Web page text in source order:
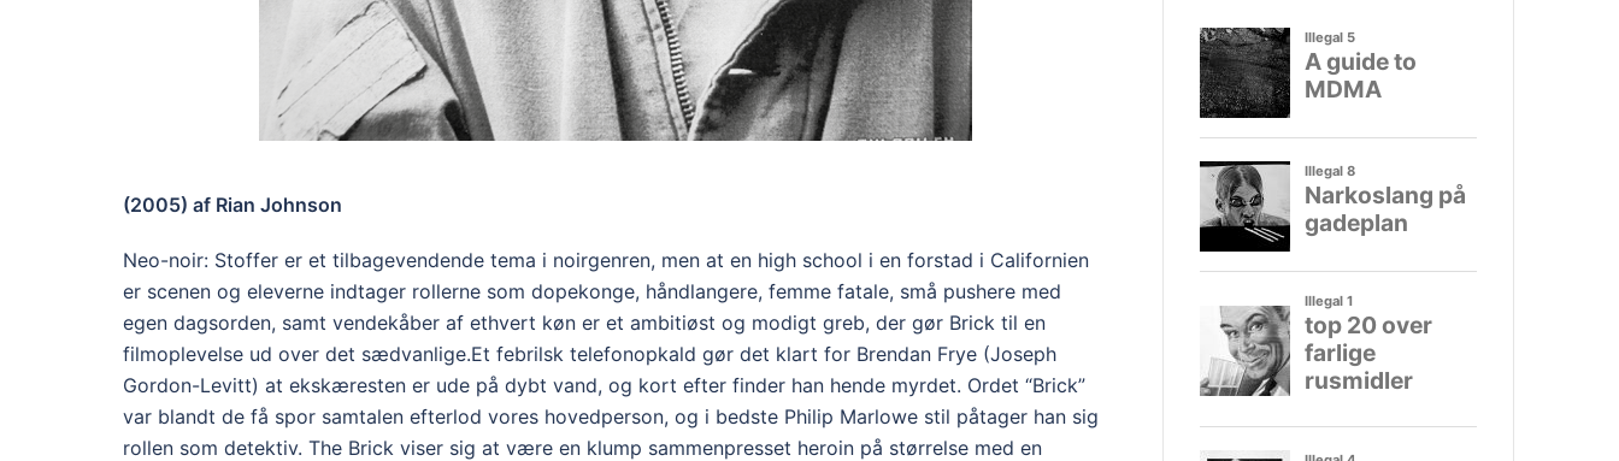
(2005) af Rian Johnson
Neo-noir: Stoffer er et tilbagevendende tema i noirgenren, men at en high school i en forstad i Californien
er scenen og eleverne indtager rollerne som dopekonge, håndlangere, femme fatale, små pushere med
egen dagsorden, samt vendekåber af ethvert køn er et ambitiøst og modigt greb, der gør Brick til en
filmoplevelse ud over det sædvanlige.Et febrilsk telefonopkald gør det klart for Brendan Frye (Joseph
Gordon-Levitt) at ekskæresten er ude på dybt vand, og kort efter finder han hende myrdet. Ordet “Brick”
var blandt de få spor samtalen efterlod vores hovedperson, og i bedste Philip Marlowe stil påtager han sig
rollen som detektiv. The Brick viser sig at være en klump sammenpresset heroin på størrelse med en